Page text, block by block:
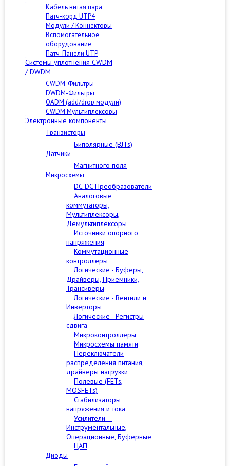
Кабель витая пара
Патч-корд UTP4
Модули / Коннекторы
Вспомогательное
оборудование
Патч-Панели UTP
Cистемы уплотнения CWDM
/ DWDM
CWDM-Фильтры
DWDM-Фильтры
OADM (add/drop модули)
CWDM Мультиплексоры
Электронные компоненты
Транзисторы
Биполярные (BJTs)
Датчики
Магнитного поля
Микросхемы
DC-DC Преобразователи
Аналоговые
коммутаторы,
Мультиплексоры,
Демультиплексоры
Источники опорного
напряжения
Коммутационные
контроллеры
Логические - Буферы,
Драйверы, Приемники,
Трансиверы
Логические - Вентили и
Инверторы
Логические - Регистры
сдвига
Микроконтроллеры
Микросхемы памяти
Переключатели
распределения питания,
драйверы нагрузки
Полевые (FETs,
MOSFETs)
Стабилизаторы
напряжения и тока
Усилители –
Инструментальные,
Операционные, Буферные
ЦАП
Диоды